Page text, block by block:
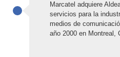
Marcatel adquiere
servicios para la
medios de
año 2000 en Montreal,